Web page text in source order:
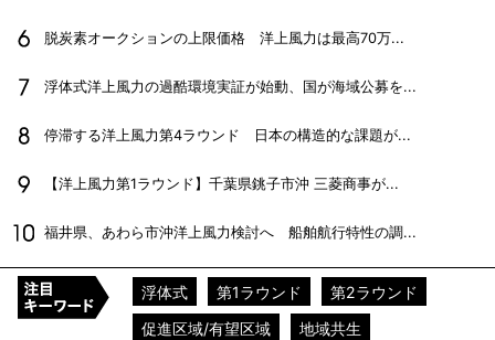
脱炭素オークションの上限価格 洋上風力は最高70万...
浮体式洋上風力の過酷環境実証が始動、国が海域公募を...
停滞する洋上風力第4ラウンド 日本の構造的な課題が...
【洋上風力第1ラウンド】千葉県銚子市沖 三菱商事が...
福井県、あわら市沖洋上風力検討へ 船舶航行特性の調...
浮体式 第1ラウンド
第2ラウンド
促進区域/有望区域
地域共生